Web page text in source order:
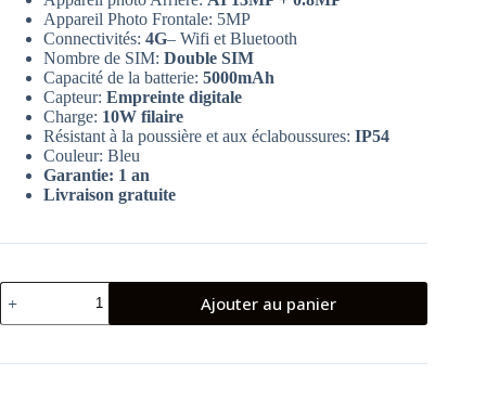
Appareil Photo Frontale: 5MP
Connectivités: 4G– Wifi et Bluetooth
Nombre de SIM: Double SIM
Capacité de la batterie: 5000mAh
Capteur: Empreinte digitale
Charge: 10W filaire
Résistant à la poussière et aux éclaboussures: IP54
Couleur: Bleu
Garantie: 1 an
Livraison gratuite
quantité
de
Smartphone
Note
Ajouter au panier